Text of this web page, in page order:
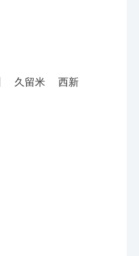
久留米 西新